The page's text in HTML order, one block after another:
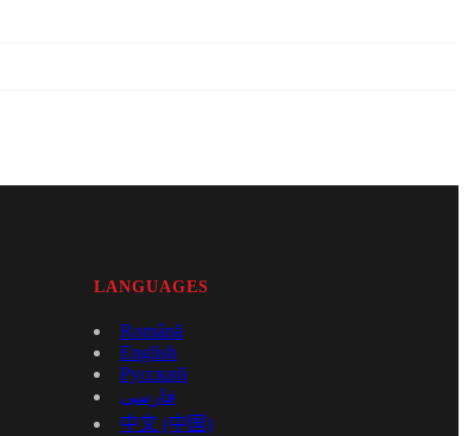
LANGUAGES
Română
English
Русский
فارسی
中文 (中国)